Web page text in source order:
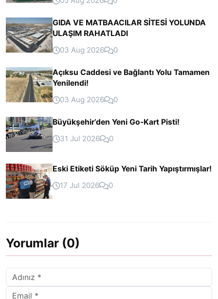
GIDA VE MATBAACILAR SİTESİ YOLUNDA
ULAŞIM RAHATLADI
03 Aug 2026
0
Açıksu Caddesi ve Bağlantı Yolu Tamamen
Yenilendi!
03 Aug 2026
0
Büyükşehir’den Yeni Go-Kart Pisti!
31 Jul 2026
0
Eski Etiketi Söküp Yeni Tarih Yapıştırmışlar!
17 Jul 2026
0
Yorumlar (0)